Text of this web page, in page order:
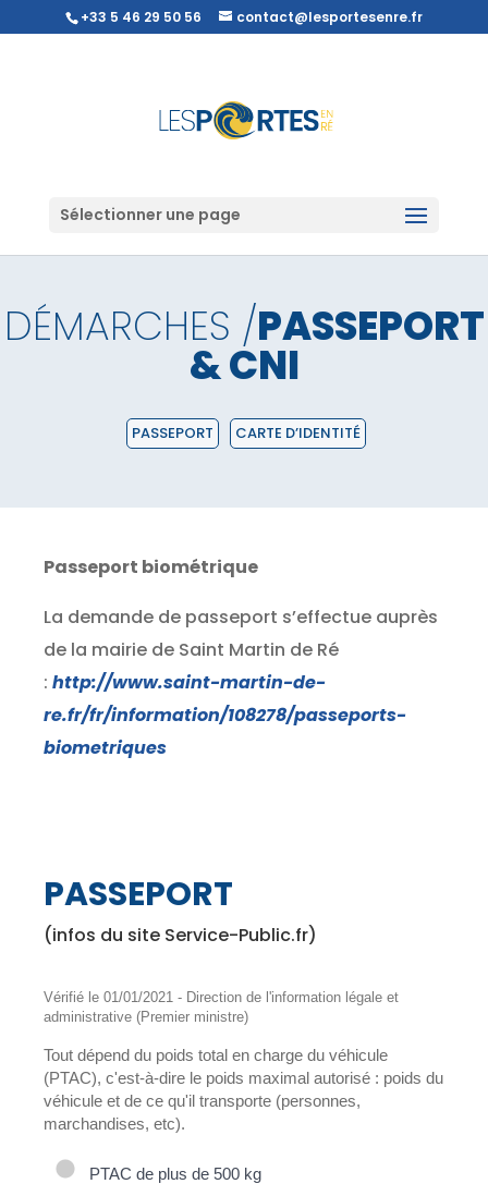
+33 5 46 29 50 56 contact@lesportesenre.fr
Sélectionner une page
DÉMARCHES /PASSEPORT
& CNI
PASSEPORT CARTE D’IDENTITÉ
Passeport biométrique
La demande de passeport s’effectue auprès
de la mairie de Saint Martin de Ré
: http://www.saint-martin-de-
re.fr/fr/information/108278/passeports-
biometriques
PASSEPORT
(infos du site Service-Public.fr)
Vérifié le 01/01/2021 - Direction de l'information légale et
administrative (Premier ministre)
Tout dépend du poids total en charge du véhicule
(PTAC), c'est-à-dire le poids maximal autorisé : poids du
véhicule et de ce qu'il transporte (personnes,
marchandises, etc).
PTAC de plus de 500 kg